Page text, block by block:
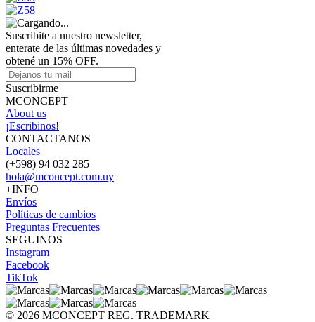
Suscribite a nuestro newsletter,
enterate de las últimas novedades y
obtené un 15% OFF.
Suscribirme
MCONCEPT
About us
¡Escribinos!
CONTACTANOS
Locales
(+598) 94 032 285
hola@mconcept.com.uy
+INFO
Envíos
Políticas de cambios
Preguntas Frecuentes
SEGUINOS
Instagram
Facebook
TikTok
© 2026 MCONCEPT REG. TRADEMARK